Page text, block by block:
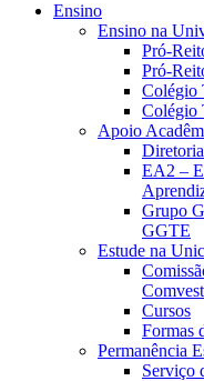
Ensino
Ensino na
Pró-
Pró-
Colégio
Colégio
Apoio
EA2 –
Grupo
GGTE
Estude na
Comvest
Cursos
Formas
Permanência
Serviço